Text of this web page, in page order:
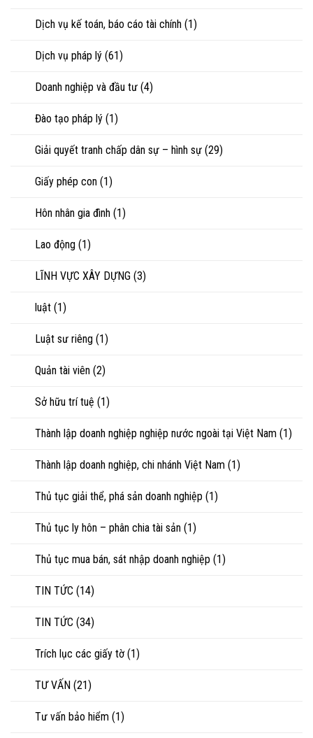
chấp
Dịch vụ kế toán, báo cáo tài chính (1)
Dịch vụ pháp lý (61)
Doanh nghiệp và đầu tư (4)
Đào tạo pháp lý (1)
Giải quyết tranh chấp dân sự – hình sự (29)
Giấy phép con (1)
Hôn nhân gia đình (1)
Lao động (1)
LĨNH VỰC XÂY DỰNG (3)
luật (1)
Luật sư riêng (1)
Quản tài viên (2)
Sở hữu trí tuệ (1)
Thành lập doanh nghiệp nghiệp nước ngoài tại Việt Nam (1)
Thành lập doanh nghiệp, chi nhánh Việt Nam (1)
Thủ tục giải thể, phá sản doanh nghiệp (1)
Thủ tục ly hôn – phân chia tài sản (1)
Thủ tục mua bán, sát nhập doanh nghiệp (1)
TIN TỨC (14)
TIN TỨC (34)
Trích lục các giấy tờ (1)
TƯ VẤN (21)
Tư vấn bảo hiểm (1)